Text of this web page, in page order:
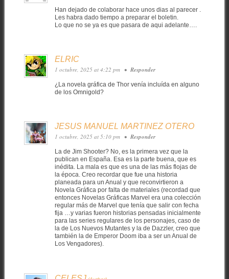
Han dejado de colaborar hace unos dias al parecer .
Les habra dado tiempo a preparar el boletin.
Lo que no se ya es que pasara de aqui adelante….
ELRIC
1 octubre, 2025 at 4:22 pm • Responder
¿La novela gráfica de Thor venía incluída en alguno
de los Omnigold?
JESUS MANUEL MARTINEZ OTERO
1 octubre, 2025 at 5:10 pm • Responder
La de Jim Shooter? No, es la primera vez que la
publican en España. Esa es la parte buena, que es
inédita. La mala es que es una de las más flojas de
la época. Creo recordar que fue una historia
planeada para un Anual y que reconvirtieron a
Novela Gráfica por falta de materiales (recordad que
entonces Novelas Gráficas Marvel era una colección
regular más de Marvel que tenía que salir con fecha
fija …y varias fueron historias pensadas inicialmente
para las series regulares de los personajes, caso de
la de Los Nuevos Mutantes y la de Dazzler, creo que
también la de Emperor Doom iba a ser un Anual de
Los Vengadores).